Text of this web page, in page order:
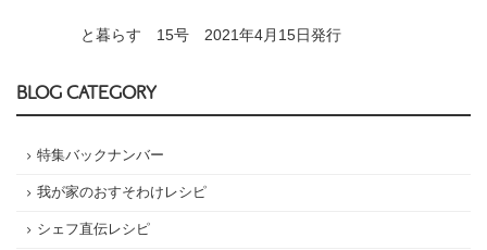
と暮らす 15号 2021年4月15日発行
BLOG CATEGORY
特集バックナンバー
我が家のおすそわけレシピ
シェフ直伝レシピ